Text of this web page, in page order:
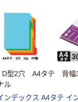
D型2穴 A4タテ 背
ル
ンデックス A4タテ イ